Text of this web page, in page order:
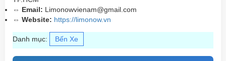
⇔ Email: Limonowvienam@gmail.com
⇔ Website: https://limonow.vn
Danh mục: Bến Xe